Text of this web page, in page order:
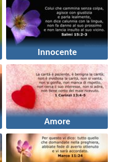
Innocente
Amore